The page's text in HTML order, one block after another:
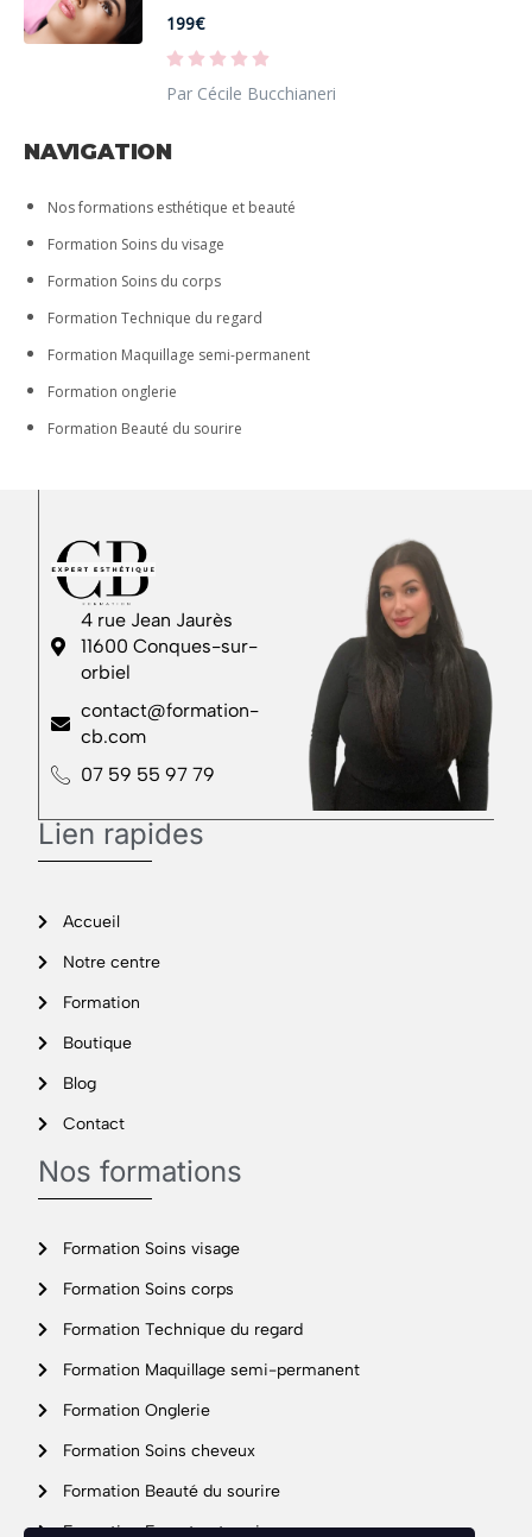
199€
Par Cécile Bucchianeri
NAVIGATION
Nos formations esthétique et beauté
Formation Soins du visage
Formation Soins du corps
Formation Technique du regard
Formation Maquillage semi-permanent
Formation onglerie
Formation Beauté du sourire
4 rue Jean Jaurès
11600 Conques-sur-
orbiel
contact@formation-
cb.com
07 59 55 97 79
Lien rapides
Accueil
Notre centre
Formation
Boutique
Blog
Contact
Nos formations
Formation Soins visage
Formation Soins corps
Formation Technique du regard
Formation Maquillage semi-permanent
Formation Onglerie
Formation Soins cheveux
Formation Beauté du sourire
Formation Expert entreprise